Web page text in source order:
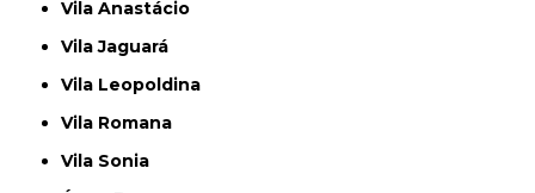
Vila Anastácio
Vila Jaguará
Vila Leopoldina
Vila Romana
Vila Sonia